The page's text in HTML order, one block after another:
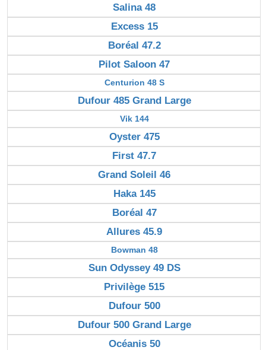
Salina 48
Excess 15
Boréal 47.2
Pilot Saloon 47
Centurion 48 S
Dufour 485 Grand Large
Vik 144
Oyster 475
First 47.7
Grand Soleil 46
Haka 145
Boréal 47
Allures 45.9
Bowman 48
Sun Odyssey 49 DS
Privilège 515
Dufour 500
Dufour 500 Grand Large
Océanis 50